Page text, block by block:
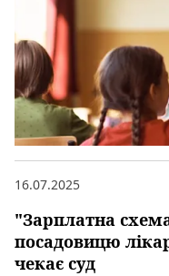
"Зарплатна
посадовицю
чекає суд
16.07.2025